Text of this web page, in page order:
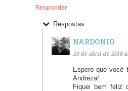
Responder
Respostas
NARDONIO
23 de abril de 2016
Espero que você
Andreza!
Fiquei bem feliz